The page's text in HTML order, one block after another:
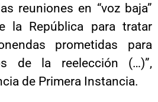
reuniones en “voz baja”
la República para tratar
prometidas para
de la reelección (…)”,
de Primera Instancia.